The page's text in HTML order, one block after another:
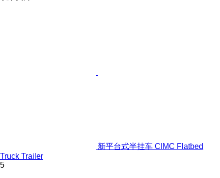
新平台式半挂车 CIMC Flatbed
Truck Trailer
5